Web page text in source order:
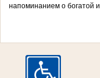
напоминанием о богатой